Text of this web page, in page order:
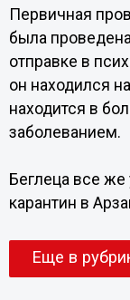
Первичная
была
отправке в
он находился
находится в
заболеванием.
Беглеца все
карантин в
Еще в